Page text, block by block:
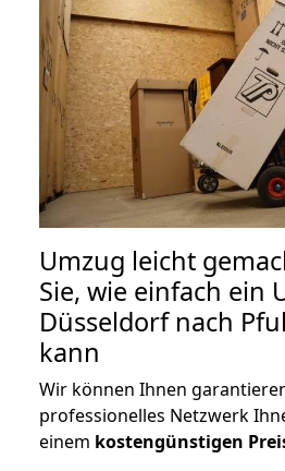
Umzug leicht
Sie, wie einfach ein
Düsseldorf nach
kann
Wir können Ihnen
professionelles Netzwerk
einem kostengünstigen